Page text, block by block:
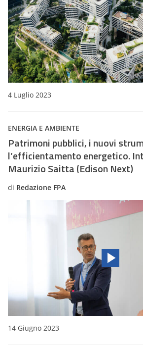
4 Luglio 2023
ENERGIA E AMBIENTE
Patrimoni pubblici, i nuovi
l’efficientamento energetico.
Maurizio Saitta (Edison Next)
di Redazione FPA
14 Giugno 2023